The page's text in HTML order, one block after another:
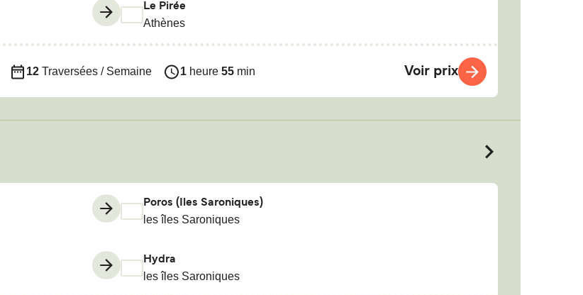
Le Pirée
Athènes
12 Traversées / Semaine 1 heure55 min Voir prix
Poros (Iles Saroniques)
les îles Saroniques
Hydra
les îles Saroniques